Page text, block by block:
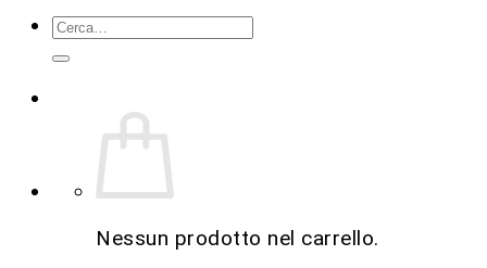
Nessun prodotto nel carrello.